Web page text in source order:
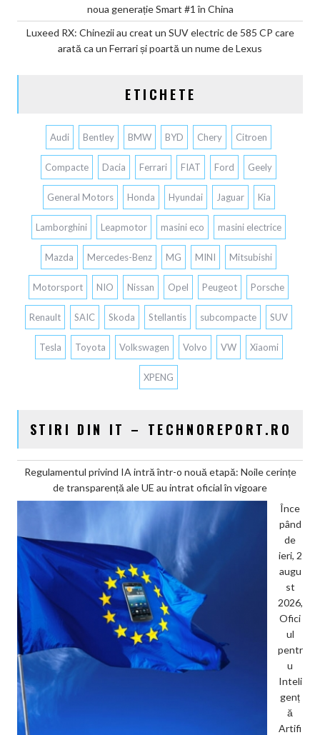
noua generație Smart #1 în China
Luxeed RX: Chinezii au creat un SUV electric de 585 CP care
arată ca un Ferrari și poartă un nume de Lexus
ETICHETE
Audi Bentley BMW BYD Chery Citroen
Compacte Dacia Ferrari FIAT Ford Geely
General Motors Honda Hyundai Jaguar Kia
Lamborghini Leapmotor masini eco masini electrice
Mazda Mercedes-Benz MG MINI Mitsubishi
Motorsport NIO Nissan Opel Peugeot Porsche
Renault SAIC Skoda Stellantis subcompacte SUV
Tesla Toyota Volkswagen Volvo VW Xiaomi
XPENG
STIRI DIN IT – TECHNOREPORT.RO
Regulamentul privind IA intră într-o nouă etapă: Noile cerințe
de transparență ale UE au intrat oficial în vigoare
Înce
pând
de
ieri, 2
augu
st
2026,
Ofici
ul
pentr
u
Inteli
genț
ă
Artifi